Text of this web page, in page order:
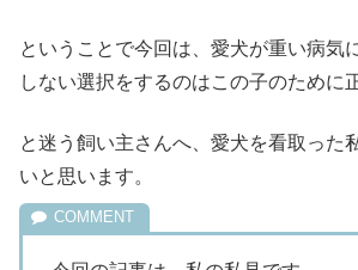
ということで今回は、愛犬が重い病気
しない選択をするのはこの子のために
と迷う飼い主さんへ、愛犬を看取った
いと思います。